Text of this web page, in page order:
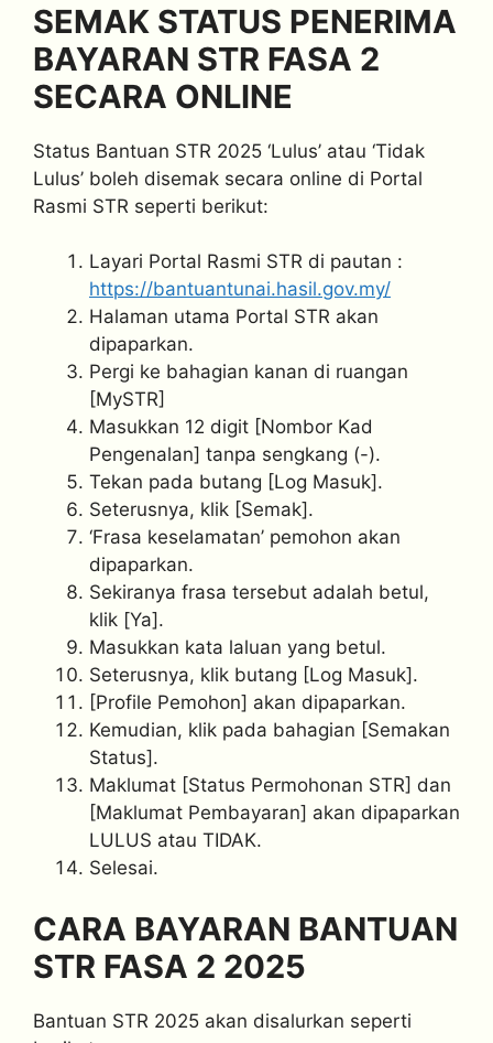
SEMAK STATUS PENERIMA
BAYARAN STR FASA 2
SECARA ONLINE
Status Bantuan STR 2025 ‘Lulus’ atau ‘Tidak
Lulus’ boleh disemak secara online di Portal
Rasmi STR seperti berikut:
Layari Portal Rasmi STR di pautan :
https://bantuantunai.hasil.gov.my/
Halaman utama Portal STR akan
dipaparkan.
Pergi ke bahagian kanan di ruangan
[MySTR]
Masukkan 12 digit [Nombor Kad
Pengenalan] tanpa sengkang (-).
Tekan pada butang [Log Masuk].
Seterusnya, klik [Semak].
‘Frasa keselamatan’ pemohon akan
dipaparkan.
Sekiranya frasa tersebut adalah betul,
klik [Ya].
Masukkan kata laluan yang betul.
Seterusnya, klik butang [Log Masuk].
[Profile Pemohon] akan dipaparkan.
Kemudian, klik pada bahagian [Semakan
Status].
Maklumat [Status Permohonan STR] dan
[Maklumat Pembayaran] akan dipaparkan
LULUS atau TIDAK.
Selesai.
CARA BAYARAN BANTUAN
STR FASA 2 2025
Bantuan STR 2025 akan disalurkan seperti